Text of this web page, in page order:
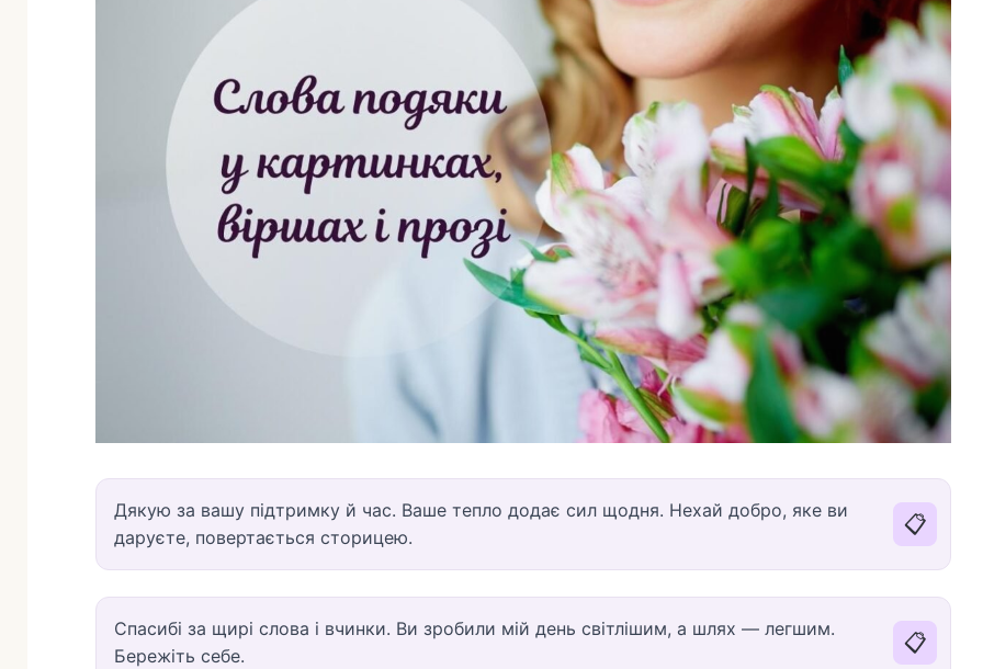
Дякую за вашу підтримку й час. Ваше тепло додає сил щодня. Нехай добро, яке ви
даруєте, повертається сторицею.
📋
Спасибі за щирі слова і вчинки. Ви зробили мій день світлішим, а шлях — легшим.
Бережіть себе.
📋